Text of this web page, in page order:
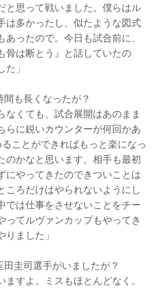
と思って戦いました。僕らはル
は多かったし、似たような図式
ったので。今日も試合前に、
骨は断とう』と話していたの
」
も長くなったが？
なくても、試合展開はあのまま
らに鋭いカウンターが何回かあ
ことができればもっと楽になっ
のかなと思います。相手も最初
にやってきたのできついことは
ころだけはやられないようにし
では仕事をさせないことをチー
ってルヴァンカップもやってき
ました」
圭司選手がいましたが？
ますよ。ミスもほとんどなく。